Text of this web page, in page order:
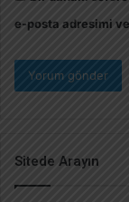
e-posta adresimi
Sitede Arayın